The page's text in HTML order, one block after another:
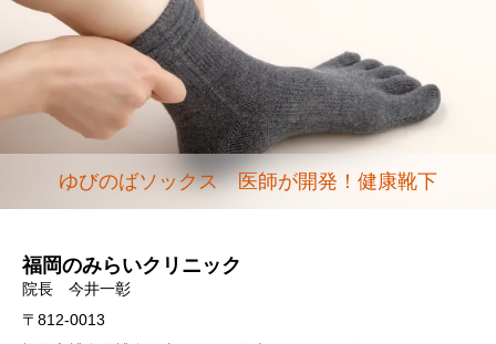
ゆびのばソックス 医師が開発！健康靴下
福岡のみらいクリニック
院長 今井一彰
〒812-0013